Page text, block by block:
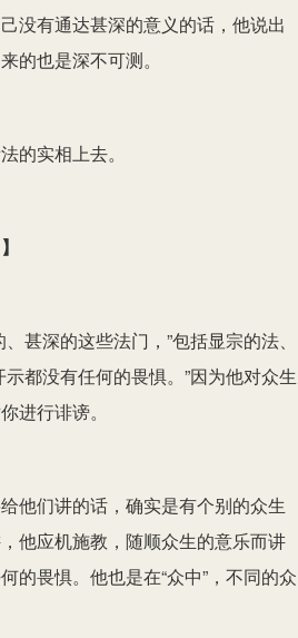
没有通达甚深的意义的话，他说出
的也是深不可测。
的实相上去。
】
甚深的这些法门，”包括显宗的法、
都没有任何的畏惧。”因为他对众生
进行诽谤。
他们讲的话，确实是有个别的众生
他应机施教，随顺众生的意乐而讲
的畏惧。他也是在“众中”，不同的众